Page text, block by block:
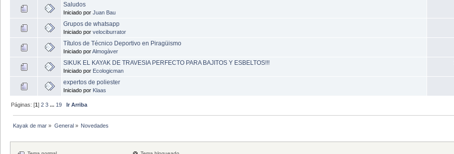
Saludos
Iniciado por Juan Bau
Grupos de whatsapp
Iniciado por velociburrator
Títulos de Técnico Deportivo en Piragüismo
Iniciado porAlmogàver
SIKUK EL KAYAK DE TRAVESIA PERFECTO PARA BAJITOS Y ESBELTOS!!!
Iniciado por Ecologicman
expertos de poliester
Iniciado por Klaas
Páginas: [1]2 3 ... 19 Ir Arriba
Kayak de mar » General» Novedades